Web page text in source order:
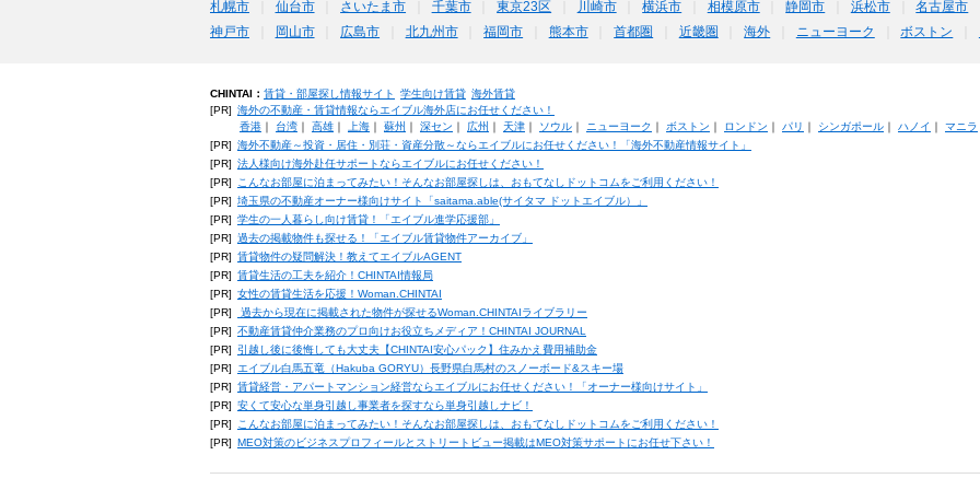
札幌市 仙台市 さいたま市 千葉市 東京23区 川崎市 横浜市 相模原市 静岡市 浜松市 名古屋市
神戸市
岡山市 広島市 北九州市 福岡市 熊本市 首都圏 近畿圏 海外 ニューヨーク ボストン
CHINTAI： 賃貸・部屋探し情報サイト 学生向け賃貸 海外賃貸
[PR] 海外の不動産・賃貸情報ならエイブル海外店にお任せください！
香港｜ 台湾｜ 高雄｜ 上海｜ 蘇州 ｜ 深セン ｜ 広州 ｜ 天津｜ ソウル｜ ニューヨーク ｜ ボストン ｜ ロンドン ｜ パリ ｜ シンガポール｜ ハノイ ｜ マニラ
[PR] 海外不動産～投資・居住・別荘・資産分散～ならエイブルにお任せください！「海外不動産情報サイト」
[PR] 法人様向け海外赴任サポートならエイブルにお任せください！
[PR]
こんなお部屋に泊まってみたい！そんなお部屋探しは、おもてなしドットコムをご利用ください！
[PR] 埼玉県の不動産オーナー様向けサイト「saitama.able(サイタマ ドットエイブル）」
[PR] 学生の一人暮らし向け賃貸！「エイブル進学応援部」
[PR] 過去の掲載物件も探せる！「エイブル賃貸物件アーカイブ」
[PR] 賃貸物件の疑問解決！教えてエイブルAGENT
[PR] 賃貸生活の工夫を紹介！CHINTAI情報局
[PR] 女性の賃貸生活を応援！Woman.CHINTAI
[PR]
過去から現在に掲載された物件が探せるWoman.CHINTAIライブラリー
[PR] 不動産賃貸仲介業務のプロ向けお役立ちメディア！CHINTAI JOURNAL
[PR]
引越し後に後悔しても大丈夫【CHINTAI安心パック】住みかえ費用補助金
[PR]
エイブル白馬五竜（Hakuba GORYU）長野県白馬村のスノーボード&スキー場
[PR] 賃貸経営・アパートマンション経営ならエイブルにお任せください！「オーナー様向けサイト」
[PR] 安くて安心な単身引越し事業者を探すなら単身引越しナビ！
[PR]
こんなお部屋に泊まってみたい！そんなお部屋探しは、おもてなしドットコムをご利用ください！
[PR] MEO対策のビジネスプロフィールとストリートビュー掲載はMEO対策サポートにお任せ下さい！